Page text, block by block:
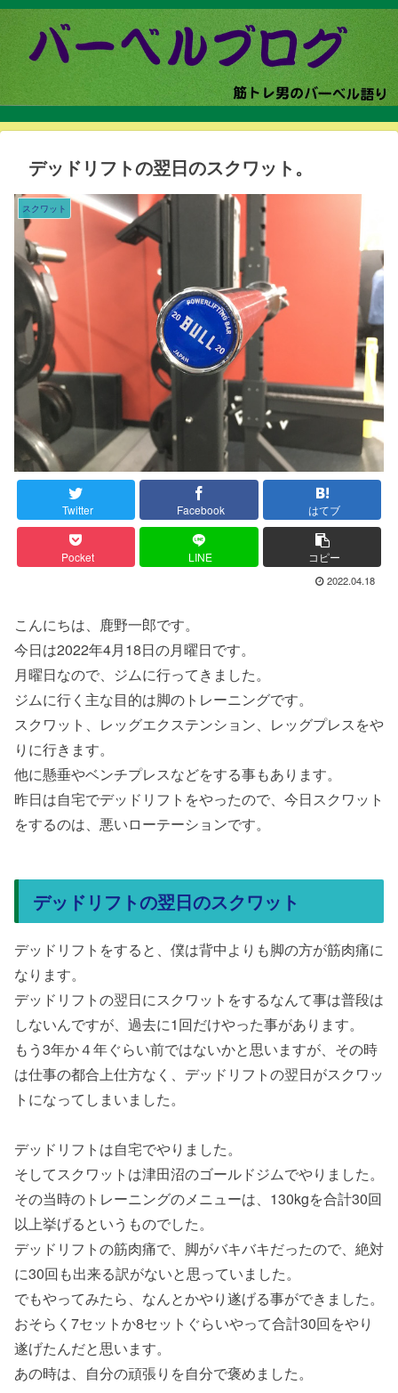
デッドリフトの翌日のスクワット。
スクワット
Twitter Facebook はてブ
Pocket LINE コピー
2022.04.18
こんにちは、鹿野一郎です。
今日は2022年4月18日の月曜日です。
月曜日なので、ジムに行ってきました。
ジムに行く主な目的は脚のトレーニングです。
スクワット、レッグエクステンション、レッグプレスをや
りに行きます。
他に懸垂やベンチプレスなどをする事もあります。
昨日は自宅でデッドリフトをやったので、今日スクワット
をするのは、悪いローテーションです。
デッドリフトの翌日のスクワット
デッドリフトをすると、僕は背中よりも脚の方が筋肉痛に
なります。
デッドリフトの翌日にスクワットをするなんて事は普段は
しないんですが、過去に1回だけやった事があります。
もう3年か４年ぐらい前ではないかと思いますが、その時
は仕事の都合上仕方なく、デッドリフトの翌日がスクワッ
トになってしまいました。
デッドリフトは自宅でやりました。
そしてスクワットは津田沼のゴールドジムでやりました。
その当時のトレーニングのメニューは、130kgを合計30回
以上挙げるというものでした。
デッドリフトの筋肉痛で、脚がバキバキだったので、絶対
に30回も出来る訳がないと思っていました。
でもやってみたら、なんとかやり遂げる事ができました。
おそらく7セットか8セットぐらいやって合計30回をやり
遂げたんだと思います。
あの時は、自分の頑張りを自分で褒めました。